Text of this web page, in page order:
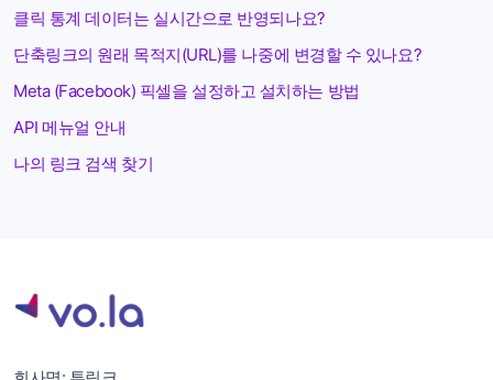
클릭 통계 데이터는 실시간으로 반영되나요?
단축링크의 원래 목적지(URL)를 나중에 변경할 수 있나요?
Meta (Facebook) 픽셀을 설정하고 설치하는 방법
API 메뉴얼 안내
나의 링크 검색 찾기